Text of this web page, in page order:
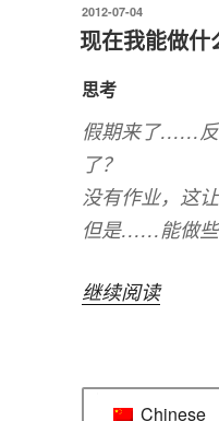
天”
发
布
于
2012-07-04
现在我能做什
思考
假期来了……反
了？
没有作业，这
但是……能做些
继续阅读“现
能
Chinese